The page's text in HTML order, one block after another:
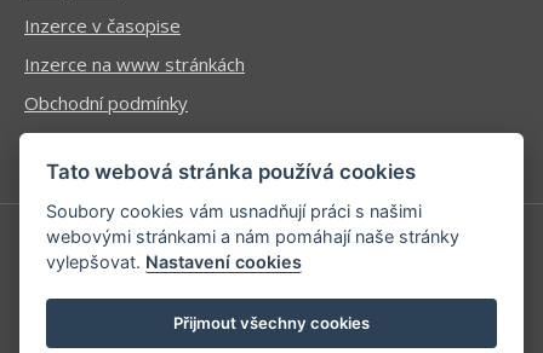
Inzerce v časopise
Inzerce na www stránkách
Obchodní podmínky
Ochrana osobních údajů
Příhlášení | Registrace
Kontaktní informace
Mapa stránek
Tato webová stránka používá cookies
Soubory cookies vám usnadňují práci s našimi
webovými stránkami a nám pomáhají naše stránky
vylepšovat. Nastavení cookies
Přijmout všechny cookies